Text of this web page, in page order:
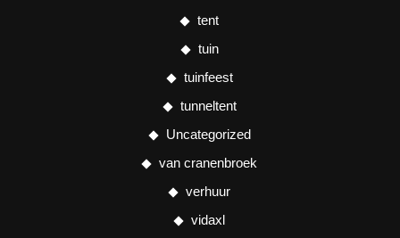
tent
tuin
tuinfeest
tunneltent
Uncategorized
van cranenbroek
verhuur
vidaxl